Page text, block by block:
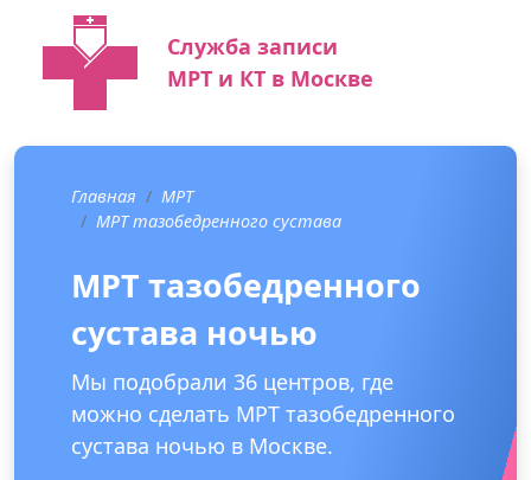
Служба записи
МРТ и КТ в Москве
Главная
МРТ
МРТ тазобедренного сустава
МРТ тазобедренного
сустава ночью
Мы подобрали 36 центров, где
можно сделать МРТ тазобедренного
сустава ночью в Москве.